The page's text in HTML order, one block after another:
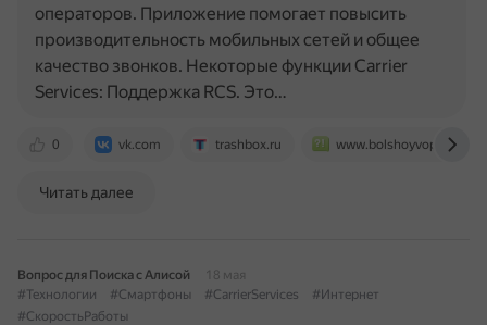
0 vk.com trashbox.ru www.bolshoyvopros.ru
операторов. Приложение помогает повысить
производительность мобильных сетей и общее
качество звонков. Некоторые функции Carrier
Services: Поддержка RCS. Это…
Читать далее
Вопрос для Поиска с Алисой
18 мая
#Технологии
#Смартфоны #CarrierServices
#Интернет
#СкоростьРаботы